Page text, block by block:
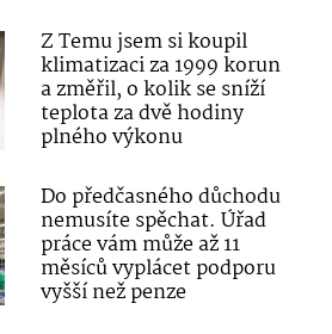
Z Temu jsem si koupil
klimatizaci za 1999 korun
a změřil, o kolik se sníží
teplota za dvě hodiny
plného výkonu
Do předčasného důchodu
nemusíte spěchat. Úřad
práce vám může až 11
měsíců vyplácet podporu
vyšší než penze